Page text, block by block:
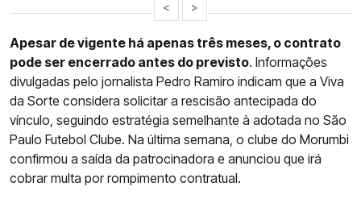
< >
Apesar de vigente há apenas três meses, o contrato
pode ser encerrado antes do previsto. Informações
divulgadas pelo jornalista Pedro Ramiro indicam que a Viva
da Sorte considera solicitar a rescisão antecipada do
vínculo, seguindo estratégia semelhante à adotada no São
Paulo Futebol Clube. Na última semana, o clube do Morumbi
confirmou a saída da patrocinadora e anunciou que irá
cobrar multa por rompimento contratual.